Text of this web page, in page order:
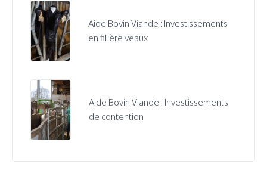
Aide Bovin Viande : Investissements
en filière veaux
Aide Bovin Viande : Investissements
de contention